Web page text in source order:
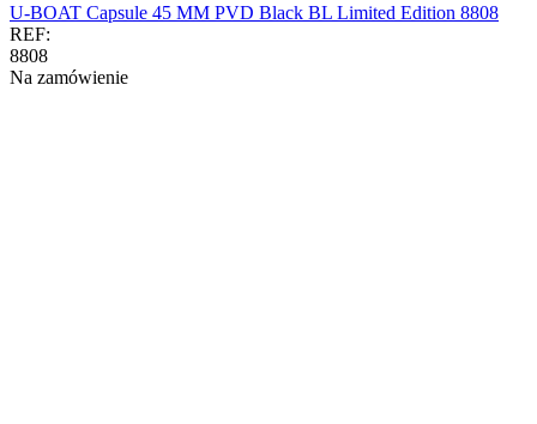
U-BOAT Capsule 45 MM PVD Black BL Limited Edition 8808
REF:
8808
Na zamówienie